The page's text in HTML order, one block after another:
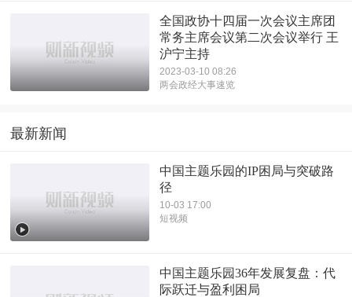
全国政协十四届一次会议主席团
常务主席会议第二次会议举行 王
沪宁主持
2023-03-10 08:26
两会政经大事速览
最新新闻
中国主题乐园的IP困局与突破路
径
10-03 17:00
短视频
中国主题乐园36年发展复盘：代
际跃迁与盈利困局